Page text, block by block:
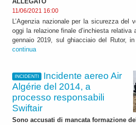
11/06/2021 16:00
L’Agenzia nazionale per la sicurezza del
oggi la relazione finale d’inchiesta relativa
gennaio 2019, sul ghiacciaio del Rutor, in
continua
INCIDENTI
Incidente aereo Air
Algérie del 2014, a
processo responsabili
Swiftair
Sono accusati di mancata formazione